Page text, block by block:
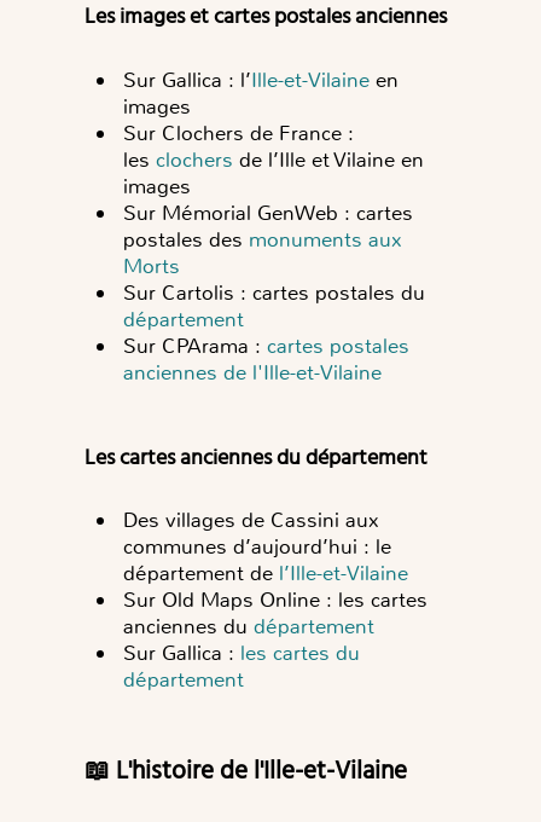
Les images et cartes postales anciennes
Sur Gallica : l’Ille-et-Vilaine en
images
Sur Clochers de France :
lesclochers de l’Ille et Vilaine en
images
Sur Mémorial GenWeb : cartes
postales des monuments aux
Morts
Sur Cartolis : cartes postales du
département
Sur CPArama :cartes postales
anciennes de l'Ille-et-Vilaine
Les cartes anciennes du département
Des villages de Cassini aux
communes d’aujourd’hui : le
département de l’Ille-et-Vilaine
Sur Old Maps Online : les cartes
anciennes du département
Sur Gallica : les cartes du
département
📖 L'histoire de l'Ille-et-Vilaine